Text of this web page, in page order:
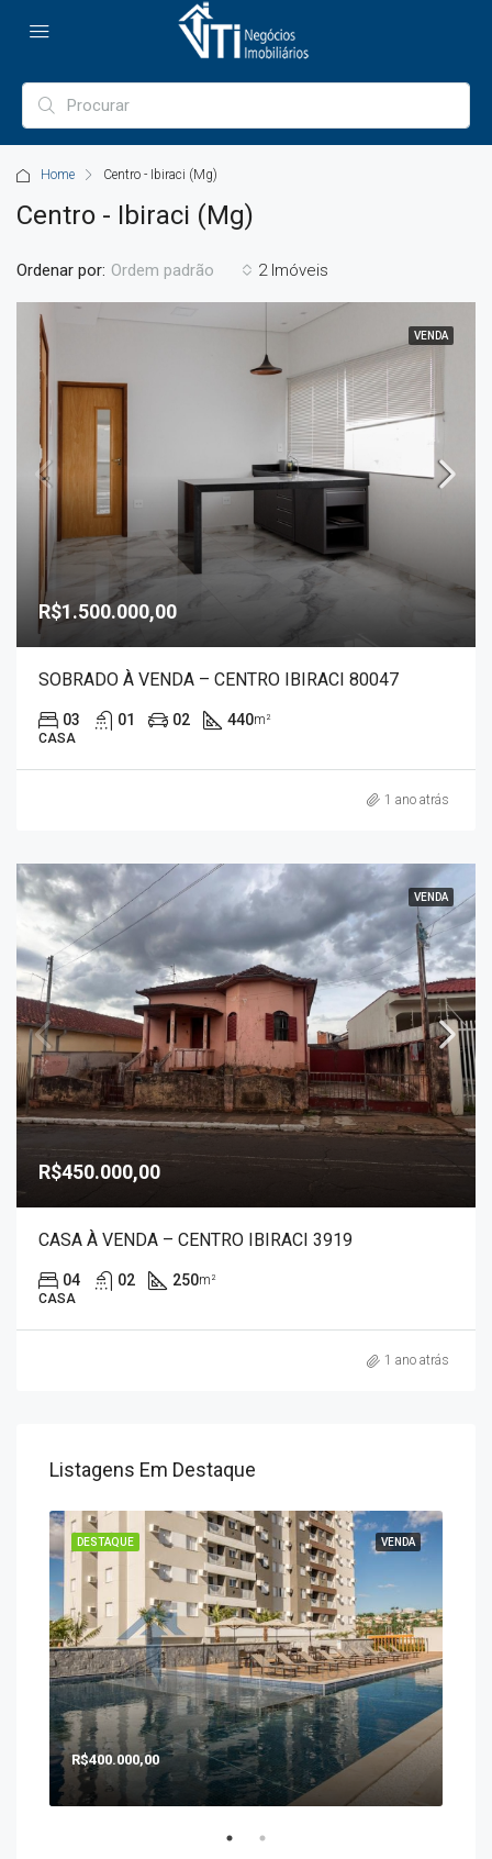
Home Centro - Ibiraci (Mg)
Centro - Ibiraci (Mg)
2 Imóveis
Ordenar por: Ordem padrão
VENDA
R$1.500.000,00
SOBRADO À VENDA – CENTRO IBIRACI 80047
03 01 02 440m²
CASA
1 ano atrás
VENDA
R$450.000,00
CASA À VENDA – CENTRO IBIRACI 3919
04 02 250m²
CASA
1 ano atrás
Listagens Em Destaque
VENDA
DESTAQUE
R$400.000,00